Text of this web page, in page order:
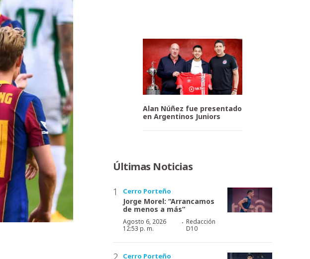
Alan Núñez fue presentado
en Argentinos Juniors
Últimas Noticias
Cerro Porteño
Jorge Morel: “Arrancamos
de menos a más”
Agosto 6, 2026
12:53 p. m.
· Redacción
D10
Cerro Porteño